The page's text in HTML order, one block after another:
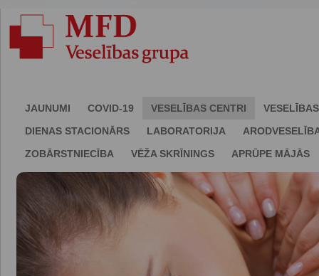
JAUNUMI COVID-19 VESELĪBAS CENTRI
DIENAS STACIONĀRS
LABORATORIJA
ZOBĀRSTNIECĪBA
VĒŽA SKRĪNINGS APRŪPE MĀJĀS